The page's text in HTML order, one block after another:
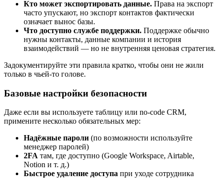
Кто может экспортировать данные. Права на экспорт
часто упускают, но экспорт контактов фактически
означает вынос базы.
Что доступно службе поддержки. Поддержке обычно
нужны контакты, данные компании и история
взаимодействий — но не внутренняя ценовая стратегия.
Задокументируйте эти правила кратко, чтобы они не жили
только в чьей‑то голове.
Базовые настройки безопасности
Даже если вы используете таблицу или no-code CRM,
примените несколько обязательных мер:
Надёжные пароли (по возможности используйте
менеджер паролей)
2FA там, где доступно (Google Workspace, Airtable,
Notion и т. д.)
Быстрое удаление доступа при уходе сотрудника